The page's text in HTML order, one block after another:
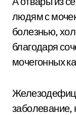
людям с
болезнью,
благодаря
мочегонных
заболевание,